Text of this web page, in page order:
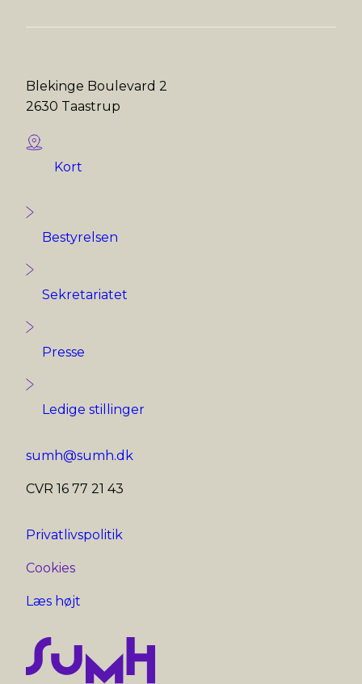
Blekinge Boulevard 2
2630 Taastrup
Kort
Bestyrelsen
Sekretariatet
Presse
Ledige stillinger
sumh@sumh.dk
CVR 16 77 21 43
Privatlivspolitik
Cookies
Læs højt